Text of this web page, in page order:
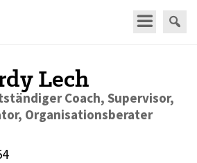
Lech
Coach, Supervisor,
Organisationsberater